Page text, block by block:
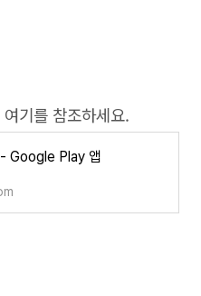
기를 참조하세요.
Google Play 앱